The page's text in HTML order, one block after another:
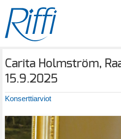
Carita Holmström,
15.9.2025
Konserttiarviot